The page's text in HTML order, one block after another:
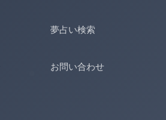
夢占い検索
お問い合わせ